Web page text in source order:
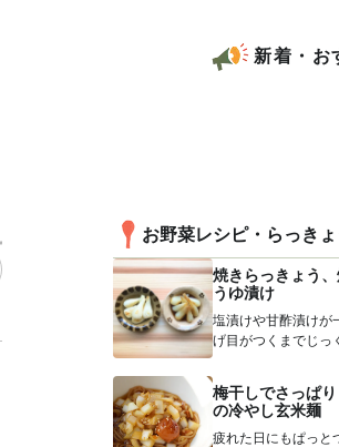
新着・お
お野菜レシピ・らっきょ
焼きらっきょう
うゆ漬け
塩漬けや甘酢漬けが
げ目がつくまでじっ
梅干しでさっぱ
の冷やし玄米麺
疲れた日にもぱっと